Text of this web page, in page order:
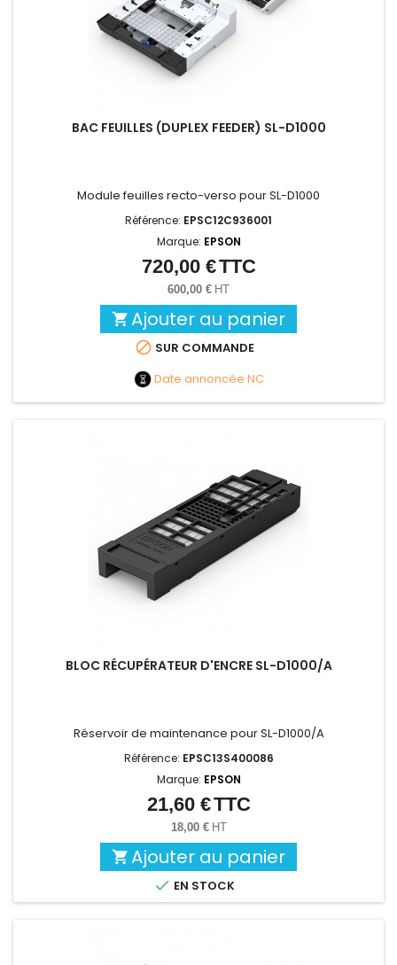
BAC FEUILLES (DUPLEX FEEDER) SL-D1000
Module feuilles recto-verso pour SL-D1000
Référence: EPSC12C936001
Marque: EPSON
Prix
720,00 €TTC
600,00 € HT
 Ajouter au panier
 SUR COMMANDE
Date annoncée NC
BLOC RÉCUPÉRATEUR D'ENCRE SL-D1000/A
Réservoir de maintenance pour SL-D1000/A
Référence: EPSC13S400086
Marque: EPSON
Prix
21,60 €TTC
18,00 € HT
 Ajouter au panier
 EN STOCK